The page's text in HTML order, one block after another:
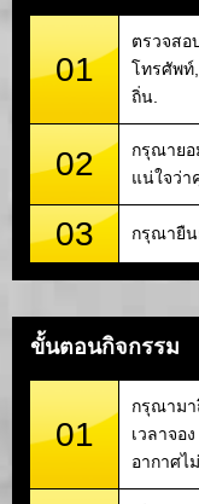
01
ตรวจสอ
โทรศัพท์
ถิ่น.
02 กรุณายอ
แน่ใจว่
03 กรุณายืน
ขั้นตอนกิจกรรม
01
กรุณามา
เวลาจอ
อากาศ